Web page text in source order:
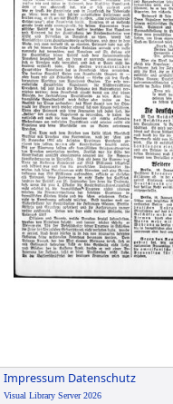
Impressum Datenschutz
Visual Library Server 2026